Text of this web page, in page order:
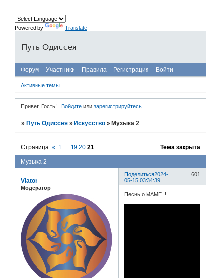
Powered by Translate
Путь Одиссея
Форум Участники Правила Регистрация Войти
Активные темы
Привет, Гость! Войдитеили зарегистрируйтесь.
» Путь Одиссея » Искусство » Музыка 2
Музыка 2
Страница:« 1 19 20 21 Тема закрыта
Поделиться 601
2024-
05-15 03:34:39
Viator
Модератор
Песнь о МАМЕ !